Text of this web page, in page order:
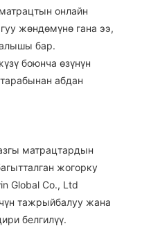
онлайн
жөндөмүнө гана ээ,
бар.
боюнча өзүнүн
абдан
матрацтардын
жогорку
Global Co., Ltd
тажрыйбалуу жана
белгилүү.